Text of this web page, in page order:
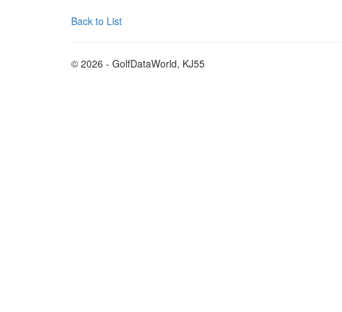
Back to List
© 2026 - GolfDataWorld, KJ55